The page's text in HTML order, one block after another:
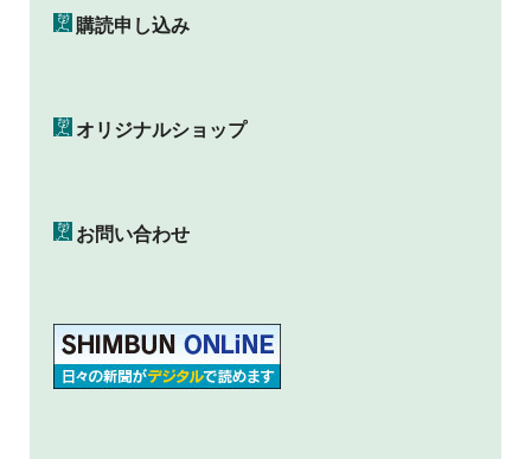
購読申し込み
オリジナルショップ
お問い合わせ